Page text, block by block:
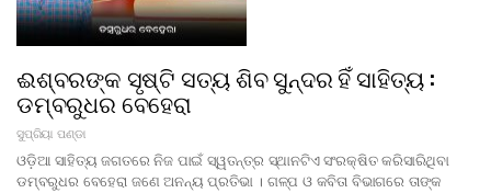
ଈଶ୍ବରଙ୍କ ସୃଷ୍ଟି ସତ୍ୟ ଶିବ ସୁନ୍ଦର ହିଁ ସାହିତ୍ୟ :
ଡମ୍ବରୁଧର ବେହେରା
ସୁପ୍ରିୟା ପଣ୍ଡା
ଓଡ଼ିଆ ସାହିତ୍ୟ ଜଗତରେ ନିଜ ପାଇଁ ସ୍ୱତନ୍ତ୍ର ସ୍ଥାନଟିଏ ସଂରକ୍ଷିତ କରିସାରିଥିବା
ଡମ୍ବରୁଧର ବେହେରା ଜଣେ ଅନନ୍ୟ ପ୍ରତିଭା । ଗଳ୍ପ ଓ କବିତା ବିଭାଗରେ ତାଙ୍କ